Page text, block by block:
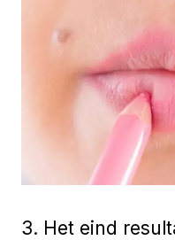
3. Het eind